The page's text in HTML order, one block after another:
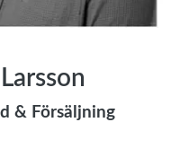
& Försäljning